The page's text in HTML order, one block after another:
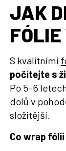
JAK
S kvalitními
počítejte s
Po 5–6
dolů v
složitější.
Co wrap